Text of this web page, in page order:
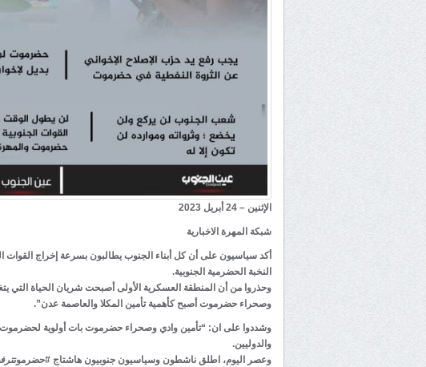
الإثنين – 24 أبريل 2023
شبكة المهرة الاخبارية
أكد سياسيون على أن كل أبناء الجنوب يطالبون بسرعة إخراج
النخبة الحضرمية الجنوبية.
وحذروا من أن المنطقة العسكرية الأولى أصبحت شريان الحياة التي
وصحراء حضرموت أصبح كأهمية تأمين المكلا والعاصمة عدن”.
وشددوا على ان: “تأمين وادي وصحراء حضرموت بات أولوية لحضرموت
والدوليين.
وعصر اليوم، اطلق ناشطون وسياسيون جنوبيون هاشتاج #حضرموت